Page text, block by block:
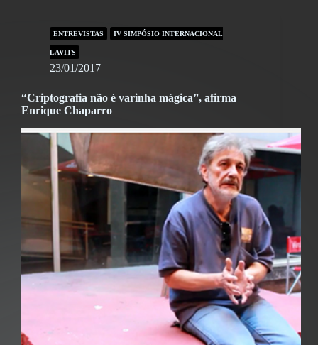
ENTREVISTAS IV SIMPÓSIO INTERNACIONAL
LAVITS
23/01/2017
“Criptografia não é varinha mágica”, afirma
Enrique Chaparro